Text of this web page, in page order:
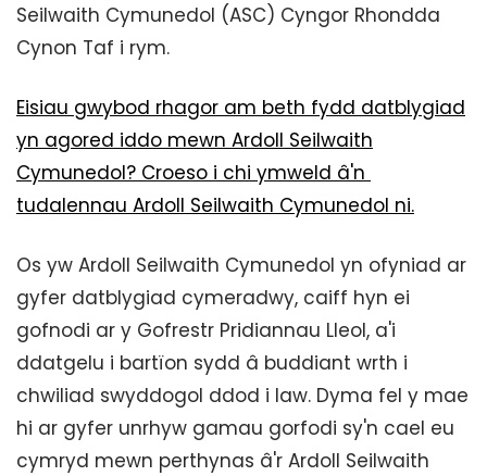
Seilwaith Cymunedol (ASC) Cyngor Rhondda
Cynon Taf i rym.
Eisiau gwybod rhagor am beth fydd datblygiad
yn agored iddo mewn Ardoll Seilwaith
Cymunedol? Croeso i chi ymweld â'n
tudalennau Ardoll Seilwaith Cymunedol ni.
Os yw Ardoll Seilwaith Cymunedol yn ofyniad ar
gyfer datblygiad cymeradwy, caiff hyn ei
gofnodi ar y Gofrestr Pridiannau Lleol, a'i
ddatgelu i bartïon sydd â buddiant wrth i
chwiliad swyddogol ddod i law. Dyma fel y mae
hi ar gyfer unrhyw gamau gorfodi sy'n cael eu
cymryd mewn perthynas â'r Ardoll Seilwaith